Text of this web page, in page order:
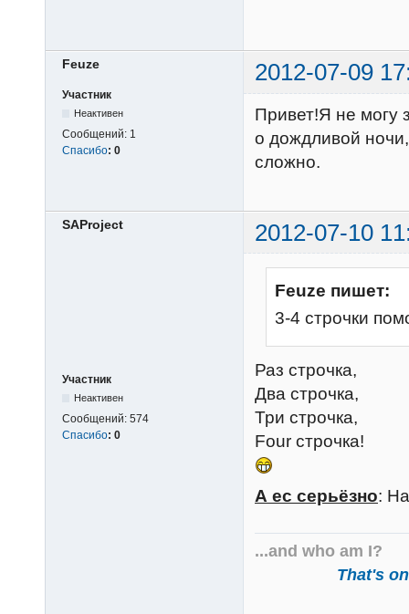
Feuze 2012-07-09
Участник
Неактивен
Сообщений: 1
Спасибо: 0
Привет!Я не могу
о дождливой
сложно.
SAProject 2012-07-10
Участник
Неактивен
Сообщений: 574
Спасибо: 0
Feuze пишет:
3-4 строчки
Раз строчка,
Два строчка,
Три строчка,
Four строчка!
А ес серьёзно:
...and who am I?
That's